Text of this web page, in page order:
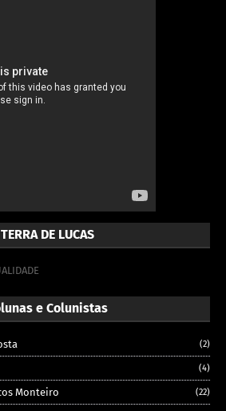
TERRA DE LUCAS
e Colunistas
(2)
(4)
Monteiro (22)